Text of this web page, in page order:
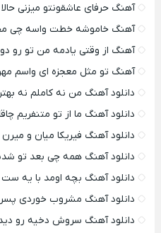
آهنگ حرفای عاشقونتو میزنی
آهنگ خاموشه خطت واسه چی
آهنگ از وقتی یادمه من تو رو
آهنگ تو مثل معجزه ای واسم
دانلود آهنگ من نه کاملم نه
دانلود آهنگ ما از تو متنفریم
دانلود آهنگ فیریکا میان و
دانلود آهنگ همه چی بعد تو
دانلود آهنگ بچه اومد با یه ست
دانلود آهنگ مشروب خوردی
دانلود آهنگ سروش دخیه رو